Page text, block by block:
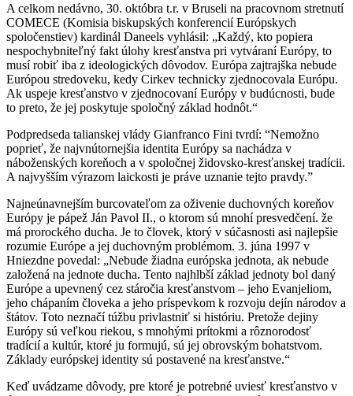
A celkom nedávno, 30. októbra t.r. v Bruseli na pracovnom stretnutí
COMECE (Komisia biskupských konferencií Európskych
spoločenstiev) kardinál Daneels vyhlásil: „Každý, kto popiera
nespochybniteľný fakt úlohy kresťanstva pri vytváraní Európy, to
musí robiť iba z ideologických dôvodov. Európa zajtrajška nebude
Európou stredoveku, kedy Cirkev technicky zjednocovala Európu.
Ak uspeje kresťanstvo v zjednocovaní Európy v budúcnosti, bude
to preto, že jej poskytuje spoločný základ hodnôt.“
Podpredseda talianskej vlády Gianfranco Fini tvrdí: “Nemožno
poprieť, že najvnútornejšia identita Európy sa nachádza v
náboženských koreňoch a v spoločnej židovsko-kresťanskej tradícii.
A najvyšším výrazom laickosti je práve uznanie tejto pravdy.”
Najneúnavnejším burcovateľom za oživenie duchovných koreňov
Európy je pápež Ján Pavol II., o ktorom sú mnohí presvedčení. že
má prorockého ducha. Je to človek, ktorý v súčasnosti asi najlepšie
rozumie Európe a jej duchovným problémom. 3. júna 1997 v
Hniezdne povedal: „Nebude žiadna európska jednota, ak nebude
založená na jednote ducha. Tento najhlbší základ jednoty bol daný
Európe a upevnený cez stáročia kresťanstvom – jeho Evanjeliom,
jeho chápaním človeka a jeho príspevkom k rozvoju dejín národov a
štátov. Toto neznačí túžbu privlastniť si históriu. Pretože dejiny
Európy sú veľkou riekou, s mnohými prítokmi a rôznorodosť
tradícií a kultúr, ktoré ju formujú, sú jej obrovským bohatstvom.
Základy európskej identity sú postavené na kresťanstve.“
Keď uvádzame dôvody, pre ktoré je potrebné uviesť kresťanstvo v